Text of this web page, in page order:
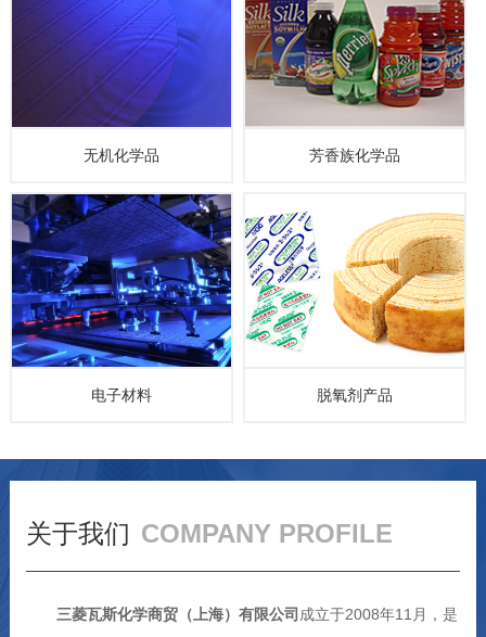
无机化学品 芳香族化学品
电子材料 脱氧剂产品
关于我们 COMPANY PROFILE
三菱瓦斯化学商贸（上海）有限公司 成立于2008年11月，是